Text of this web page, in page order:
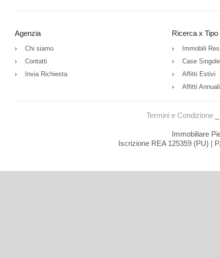
Agenzia
Chi siamo
Contatti
Invia Richiesta
Ricerca x Tipo
Immobili
Case Singole
Affitti Estivi
Affitti Annuali
Termini e Condizione
Immobiliare
Iscrizione REA 125359 (PU) |